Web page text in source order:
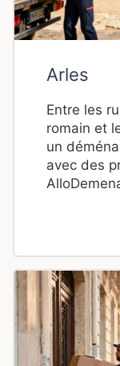
Arles
Entre les
romain et
un
avec des